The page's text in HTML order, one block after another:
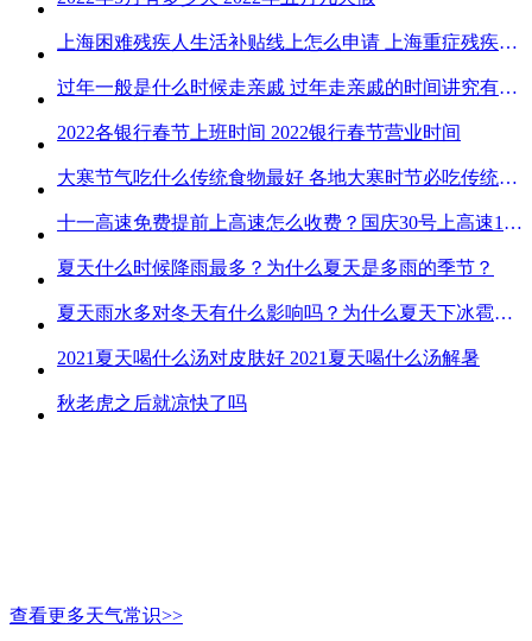
上海困难残疾人生活补贴线上怎么申请 上海重症残疾人护理补贴线上申请流程
过年一般是什么时候走亲戚 过年走亲戚的时间讲究有哪些
2022各银行春节上班时间 2022银行春节营业时间
大寒节气吃什么传统食物最好 各地大寒时节必吃传统美食
十一高速免费提前上高速怎么收费？国庆30号上高速1号下高速免费吗？
夏天什么时候降雨最多？为什么夏天是多雨的季节？
夏天雨水多对冬天有什么影响吗？为什么夏天下冰雹而冬天不下冰雹
2021夏天喝什么汤对皮肤好 2021夏天喝什么汤解暑
秋老虎之后就凉快了吗
查看更多天气常识>>